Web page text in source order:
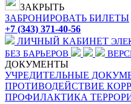
ЗАКРЫТЬ
ЗАБРОНИРОВАТЬ БИЛЕТЫ
+7 (343) 371-40-56
ЛИЧНЫЙ КАБИНЕТ
БЕЗ БАРЬЕРОВ
ДОКУМЕНТЫ
УЧРЕДИТЕЛЬНЫЕ
ПРОТИВОДЕЙСТВИЕ
ПРОФИЛАКТИКА